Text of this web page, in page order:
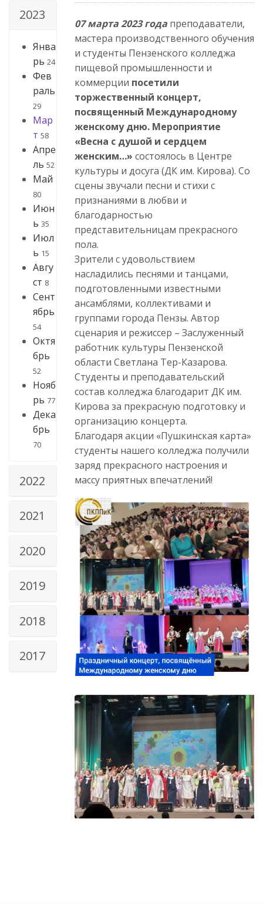
2023
Янва
рь 24
Фев
раль
29
Мар
т 58
Апре
ль 52
Май
80
Июн
ь 35
Июл
ь 15
Авгу
ст 8
Сент
ябрь
54
Октя
брь
52
Нояб
рь 77
Дека
брь
70
2022
2021
2020
2019
2018
2017
07 марта 2023 года преподаватели,
мастера производственного обучения
и студенты Пензенского колледжа
пищевой промышленности и
коммерции посетили
торжественный концерт,
посвященный Международному
женскому дню. Мероприятие
«Весна с душой и сердцем
женским…» состоялось в Центре
культуры и досуга (ДК им. Кирова). Со
сцены звучали песни и стихи с
признаниями в любви и
благодарностью
представительницам прекрасного
пола.
Зрители с удовольствием
насладились песнями и танцами,
подготовленными известными
ансамблями, коллективами и
группами города Пензы. Автор
сценария и режиссер – Заслуженный
работник культуры Пензенской
области Светлана Тер-Казарова.
Студенты и преподавательский
состав колледжа благодарит ДК им.
Кирова за прекрасную подготовку и
организацию концерта.
Благодаря акции «Пушкинская карта»
студенты нашего колледжа получили
заряд прекрасного настроения и
массу приятных впечатлений!